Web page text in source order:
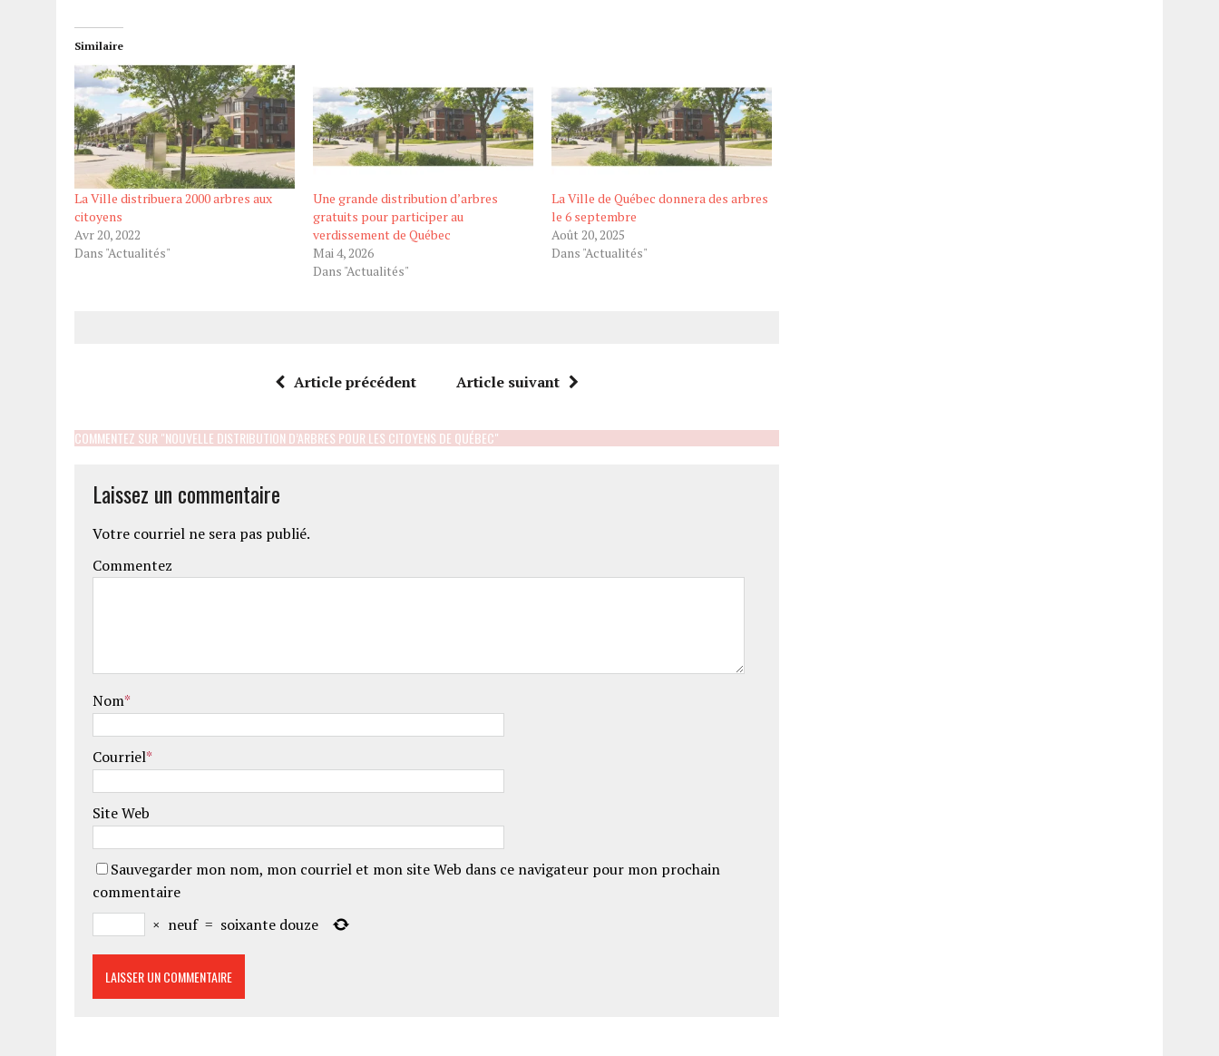
Similaire
La Ville distribuera 2000 arbres aux
citoyens
Avr 20, 2022
Dans "Actualités"
Une grande distribution d’arbres
gratuits pour participer au
verdissement de Québec
Mai 4, 2026
Dans "Actualités"
La Ville de Québec donnera des arbres
le 6 septembre
Août 20, 2025
Dans "Actualités"
Article précédent Article suivant
COMMENTEZ SUR "NOUVELLE DISTRIBUTION D’ARBRES POUR LES CITOYENS DE QUÉBEC"
Laissez un commentaire
Votre courriel ne sera pas publié.
Commentez
Nom*
Courriel*
Site Web
Sauvegarder mon nom, mon courriel et mon site Web dans ce navigateur pour mon prochain
commentaire
× neuf = soixante douze